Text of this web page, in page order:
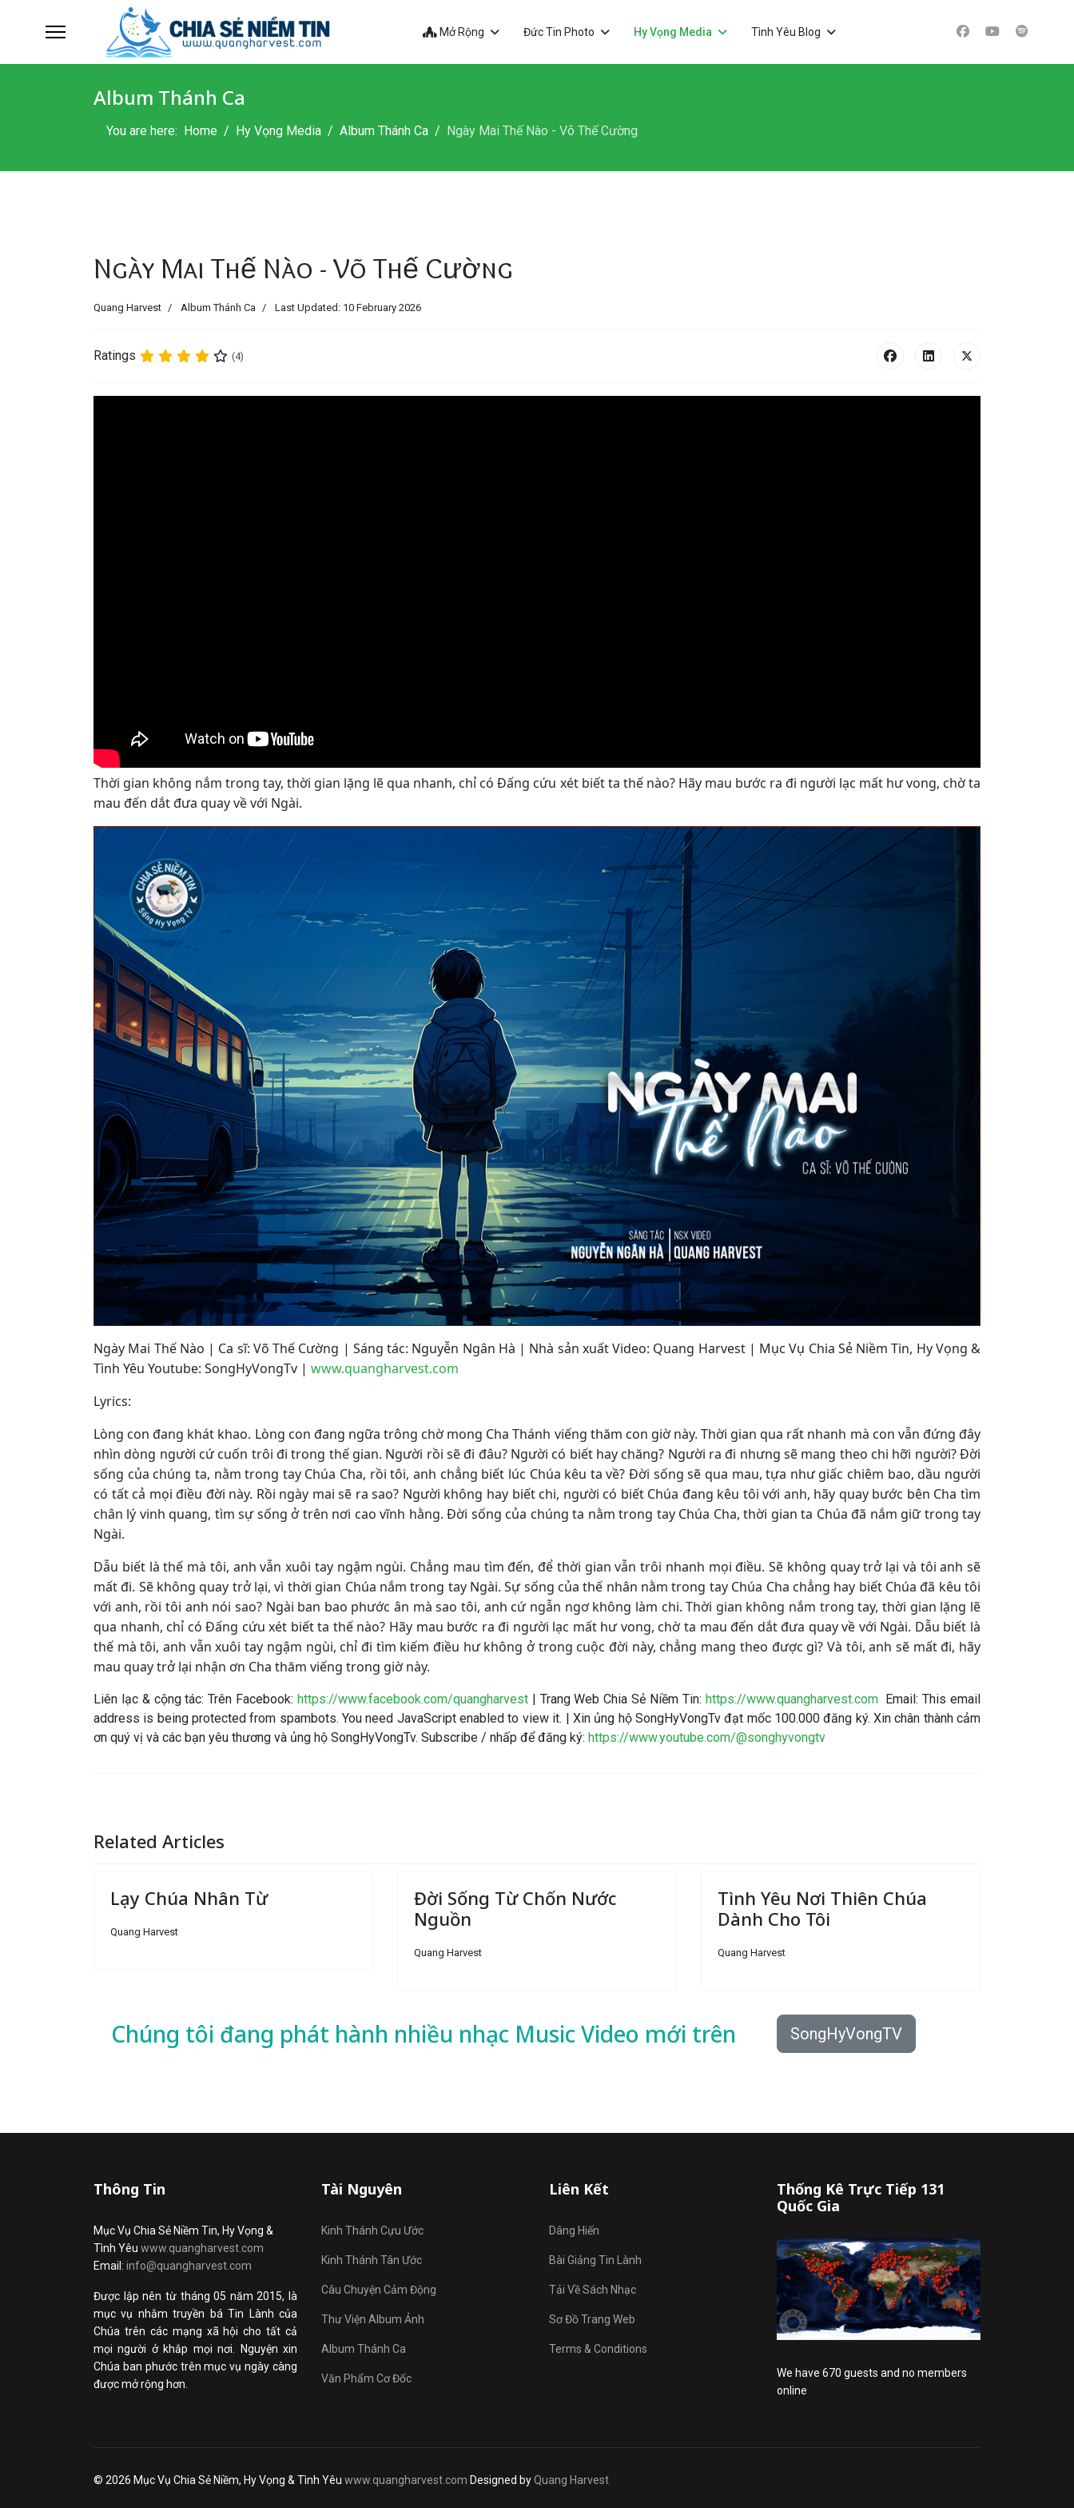
Mở Rộng Đức Tin Photo Hy Vọng Media Tình Yêu Blog
Album Thánh Ca
You are here: Home Hy Vọng Media Album Thánh Ca Ngày Mai Thế Nào - Võ Thế Cường
Ngày Mai Thế Nào - Võ Thế Cường
Quang Harvest Album Thánh Ca Last Updated: 10 February 2026
Ratings (4)
Thời gian không nắm trong tay, thời gian lặng lẽ qua nhanh, chỉ có Đấng cứu xét biết ta thế nào? Hãy mau bước ra đi người lạc mất hư vong, chờ ta
mau đến dắt đưa quay về với Ngài.
Ngày Mai Thế Nào | Ca sĩ: Võ Thế Cường | Sáng tác: Nguyễn Ngân Hà | Nhà sản xuất Video: Quang Harvest | Mục Vụ Chia Sẻ Niềm Tin, Hy Vọng &
Tình Yêu Youtube: SongHyVongTv | www.quangharvest.com
Lyrics:
Lòng con đang khát khao. Lòng con đang ngữa trông chờ mong Cha Thánh viếng thăm con giờ này. Thời gian qua rất nhanh mà con vẫn đứng đây
nhìn dòng người cứ cuốn trôi đi trong thế gian. Người rồi sẽ đi đâu? Người có biết hay chăng? Người ra đi nhưng sẽ mang theo chi hỡi người? Đời
sống của chúng ta, nằm trong tay Chúa Cha, rồi tôi, anh chẳng biết lúc Chúa kêu ta về? Đời sống sẽ qua mau, tựa như giấc chiêm bao, dầu người
có tất cả mọi điều đời này. Rồi ngày mai sẽ ra sao? Người không hay biết chi, người có biết Chúa đang kêu tôi với anh, hãy quay bước bên Cha tìm
chân lý vinh quang, tìm sự sống ở trên nơi cao vĩnh hằng. Đời sống của chúng ta nằm trong tay Chúa Cha, thời gian ta Chúa đã nắm giữ trong tay
Ngài.
Dẫu biết là thế mà tôi, anh vẫn xuôi tay ngậm ngùi. Chẳng mau tìm đến, để thời gian vẫn trôi nhanh mọi điều. Sẽ không quay trở lại và tôi anh sẽ
mất đi. Sẽ không quay trở lại, vì thời gian Chúa nắm trong tay Ngài. Sự sống của thế nhân nằm trong tay Chúa Cha chẳng hay biết Chúa đã kêu tôi
với anh, rồi tôi anh nói sao? Ngài ban bao phước ân mà sao tôi, anh cứ ngẫn ngơ không làm chi. Thời gian không nắm trong tay, thời gian lặng lẽ
qua nhanh, chỉ có Đấng cứu xét biết ta thế nào? Hãy mau bước ra đi người lạc mất hư vong, chờ ta mau đến dắt đưa quay về với Ngài. Dẫu biết là
thế mà tôi, anh vẫn xuôi tay ngậm ngùi, chỉ đi tìm kiếm điều hư không ở trong cuộc đời này, chẳng mang theo được gì? Và tôi, anh sẽ mất đi, hãy
mau quay trở lại nhận ơn Cha thăm viếng trong giờ này.
Liên lạc & cộng tác: Trên Facebook: https://www.facebook.com/quangharvest| Trang Web Chia Sẻ Niềm Tin: https://www.quangharvest.comEmail:This email
address is being protected from spambots. You need JavaScript enabled to view it. | Xin ủng hộ SongHyVongTv đạt mốc 100.000 đăng ký. Xin chân thành cảm
ơn quý vị và các bạn yêu thương và ủng hộ SongHyVongTv. Subscribe / nhấp để đăng ký: https://www.youtube.com/@songhyvongtv
Related Articles
Lạy Chúa Nhân Từ
Quang Harvest
Đời Sống Từ Chốn Nước
Nguồn
Quang Harvest
Tình Yêu Nơi Thiên Chúa
Dành Cho Tôi
Quang Harvest
Chúng tôi đang phát hành nhiều nhạc Music Video mới trên SongHyVongTV
Thông Tin
Mục Vụ Chia Sẻ Niềm Tin, Hy Vọng &
Tình Yêu www.quangharvest.com
Email: info@quangharvest.com
Được lập nên từ tháng 05 năm 2015, là
mục vụ nhằm truyền bá Tin Lành của
Chúa trên các mạng xã hội cho tất cả
mọi người ở khắp mọi nơi. Nguyện xin
Chúa ban phước trên mục vụ ngày càng
được mở rộng hơn.
Tài Nguyên
Kinh Thánh Cựu Ước
Kinh Thánh Tân Ước
Câu Chuyện Cảm Động
Thư Viện Album Ảnh
Album Thánh Ca
Văn Phẩm Cơ Đốc
Liên Kết
Dâng Hiến
Bài Giảng Tin Lành
Tải Về Sách Nhạc
Sơ Đồ Trang Web
Terms & Conditions
Thống Kê Trực Tiếp 131
Quốc Gia
We have 670 guests and no members
online
© 2026 Mục Vụ Chia Sẻ Niềm, Hy Vọng & Tình Yêu www.quangharvest.com Designed byQuang Harvest